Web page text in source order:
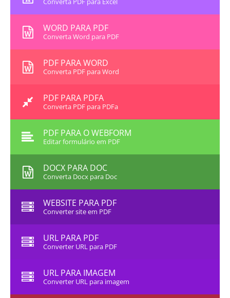
WORD PARA PDF
Converta Word para PDF
PDF PARA WORD
Converta PDF para Word
PDF PARA PDFA
Converta PDF para PDFa
PDF PARA O WEBFORM
Editar formulário em PDF
DOCX PARA DOC
Converta Docx para Doc
WEBSITE PARA PDF
Converter site em PDF
URL PARA PDF
Converter URL para PDF
URL PARA IMAGEM
Converter URL para imagem